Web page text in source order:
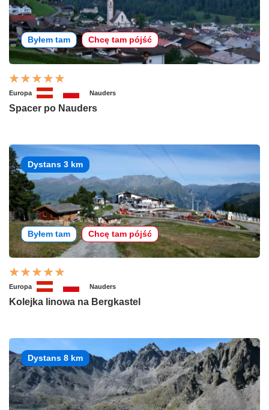
Byłem tam Chcę tam pójść
Europa Nauders
Spacer po Nauders
Dystans 3 km
Byłem tam Chcę tam pójść
Europa Nauders
Kolejka linowa na Bergkastel
Dystans 8 km